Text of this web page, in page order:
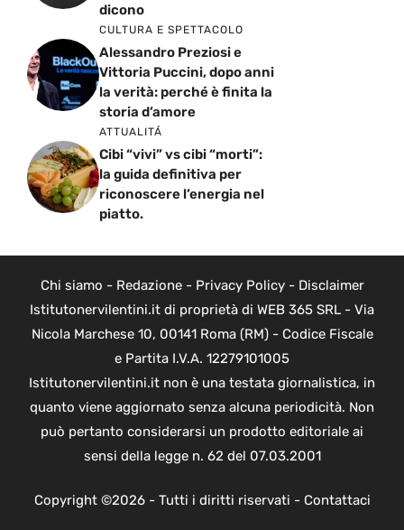
dicono
CULTURA E SPETTACOLO
Alessandro Preziosi e
Vittoria Puccini, dopo anni
la verità: perché è finita la
storia d’amore
ATTUALITÁ
Cibi “vivi” vs cibi “morti”:
la guida definitiva per
riconoscere l’energia nel
piatto.
Chi siamo - Redazione- Privacy Policy- Disclaimer
Istitutonervilentini.it di proprietà di WEB 365 SRL - Via
Nicola Marchese 10, 00141 Roma (RM) - Codice Fiscale
e Partita I.V.A. 12279101005
Istitutonervilentini.it non è una testata giornalistica, in
quanto viene aggiornato senza alcuna periodicità. Non
può pertanto considerarsi un prodotto editoriale ai
sensi della legge n. 62 del 07.03.2001
Copyright ©2026 - Tutti i diritti riservati - Contattaci